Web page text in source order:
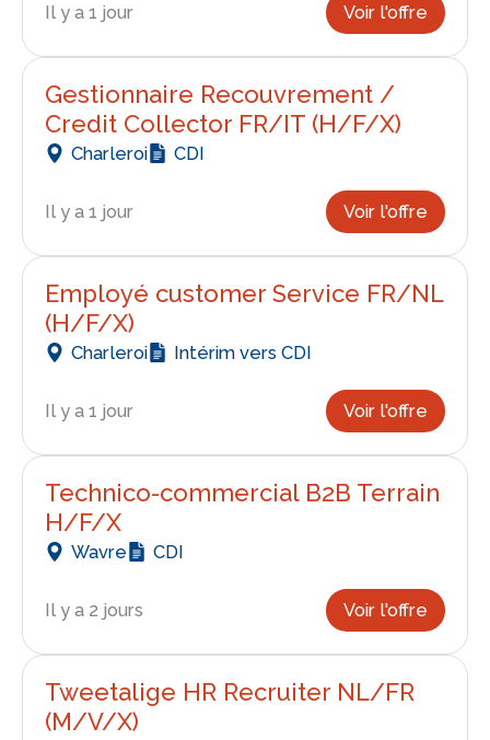
Il y a 1 jour Voir l'offre
Gestionnaire Recouvrement /
Credit Collector FR/IT (H/F/X)
Charleroi CDI
Il y a 1 jour Voir l'offre
Employé customer Service FR/NL
(H/F/X)
Charleroi Intérim vers CDI
Il y a 1 jour Voir l'offre
Technico-commercial B2B Terrain
H/F/X
Wavre CDI
Il y a 2 jours Voir l'offre
Tweetalige HR Recruiter NL/FR
(M/V/X)